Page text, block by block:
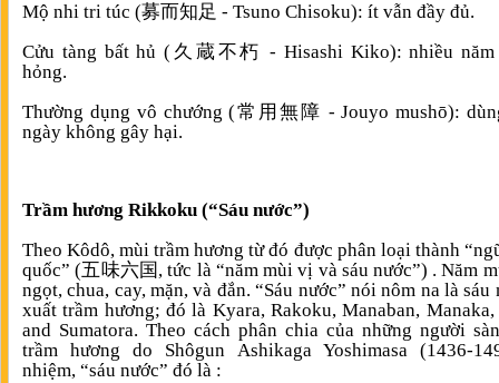
Mộ nhi tri túc (募而知足 - Tsuno Chisoku): ít vẫn đầy đủ.
Cửu tàng bất hủ (久蔵不朽 - Hisashi Kiko): nhiều năm
hỏng.
Thường dụng vô chướng (常用無障 - Jouyo mushō):
ngày không gây hại.
Trầm hương Rikkoku (“Sáu nước”)
Theo Kôdô, mùi trầm hương từ đó được phân loại thành
quốc” (五味六国, tức là “năm mùi vị và sáu nước”) . Năm
ngọt, chua, cay, mặn, và đắn. “Sáu nước” nói nôm na là sáu
xuất trầm hương; đó là Kyara, Rakoku, Manaban, Manaka,
and Sumatora. Theo cách phân chia của những người
trầm hương do Shôgun Ashikaga Yoshimasa (1436-
nhiệm, “sáu nước” đó là :